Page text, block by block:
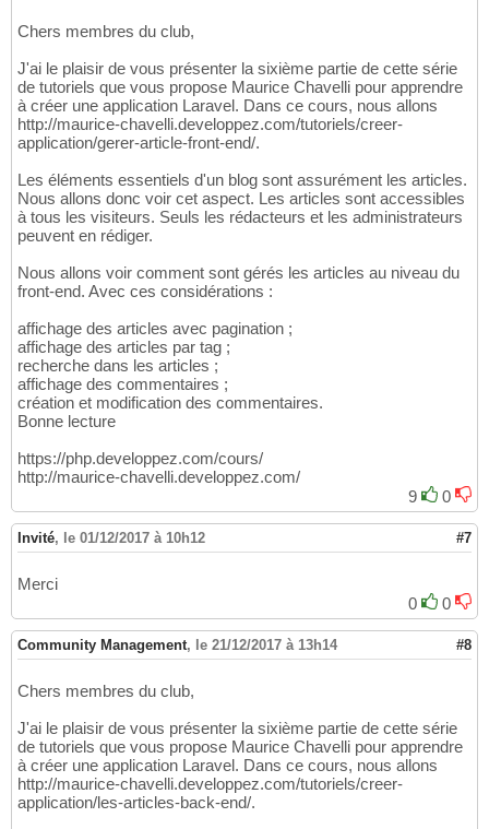
Chers membres du club,
J'ai le plaisir de vous présenter la sixième partie de cette série
de tutoriels que vous propose Maurice Chavelli pour apprendre
à créer une application Laravel. Dans ce cours, nous allons
http://maurice-chavelli.developpez.com/tutoriels/creer-
application/gerer-article-front-end/.
Les éléments essentiels d'un blog sont assurément les articles.
Nous allons donc voir cet aspect. Les articles sont accessibles
à tous les visiteurs. Seuls les rédacteurs et les administrateurs
peuvent en rédiger.
Nous allons voir comment sont gérés les articles au niveau du
front-end. Avec ces considérations :
affichage des articles avec pagination ;
affichage des articles par tag ;
recherche dans les articles ;
affichage des commentaires ;
création et modification des commentaires.
Bonne lecture
https://php.developpez.com/cours/
http://maurice-chavelli.developpez.com/
9
0
Invité, le 01/12/2017 à 10h12 #7
Merci
0
0
Community Management, le 21/12/2017 à 13h14 #8
Chers membres du club,
J'ai le plaisir de vous présenter la sixième partie de cette série
de tutoriels que vous propose Maurice Chavelli pour apprendre
à créer une application Laravel. Dans ce cours, nous allons
http://maurice-chavelli.developpez.com/tutoriels/creer-
application/les-articles-back-end/.